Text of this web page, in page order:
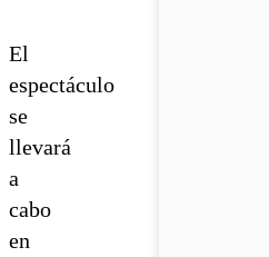
El
espectáculo
se
llevará
a
cabo
en